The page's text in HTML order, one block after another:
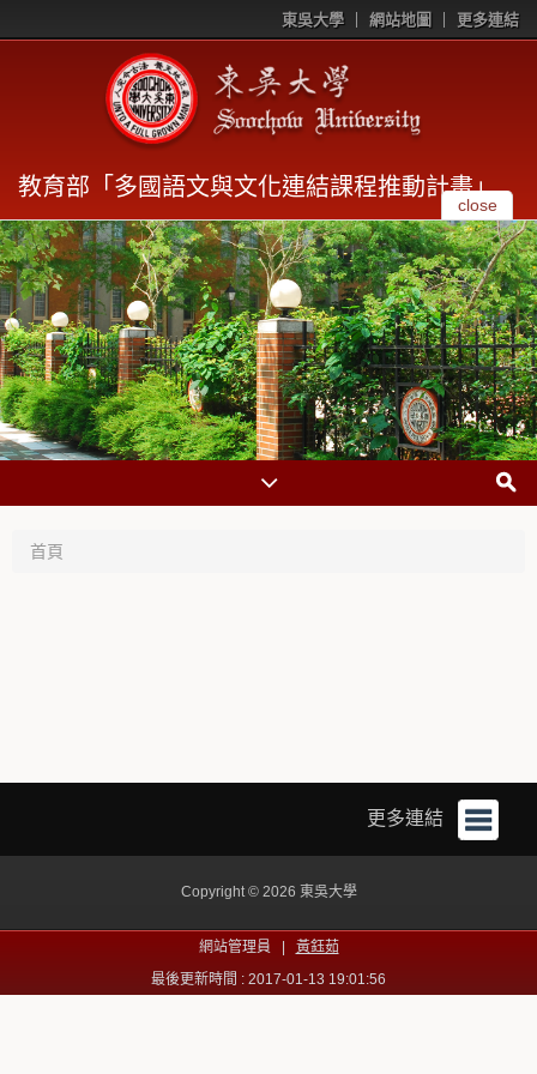
東吳大學 網站地圖 更多連結
教育部「多國語文與文化連結課程推動計畫」
close
首頁
更多連結
Copyright © 2026 東吳大學
網站管理員 | 黃鈺茹
最後更新時間 : 2017-01-13 19:01:56